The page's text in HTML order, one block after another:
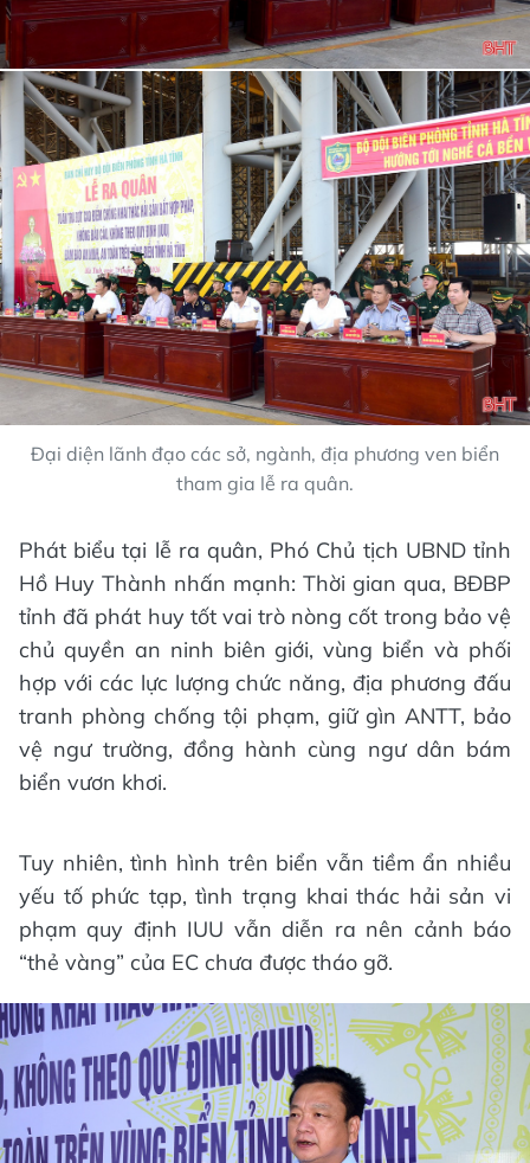
Đại diện lãnh đạo các sở, ngành, địa phương ven biển
tham gia lễ ra quân.
Phát biểu tại lễ ra quân, Phó Chủ tịch UBND tỉnh
Hồ Huy Thành nhấn mạnh: Thời gian qua, BĐBP
tỉnh đã phát huy tốt vai trò nòng cốt trong bảo vệ
chủ quyền an ninh biên giới, vùng biển và phối
hợp với các lực lượng chức năng, địa phương đấu
tranh phòng chống tội phạm, giữ gìn ANTT, bảo
vệ ngư trường, đồng hành cùng ngư dân bám
biển vươn khơi.
Tuy nhiên, tình hình trên biển vẫn tiềm ẩn nhiều
yếu tố phức tạp, tình trạng khai thác hải sản vi
phạm quy định IUU vẫn diễn ra nên cảnh báo
“thẻ vàng” của EC chưa được tháo gỡ.